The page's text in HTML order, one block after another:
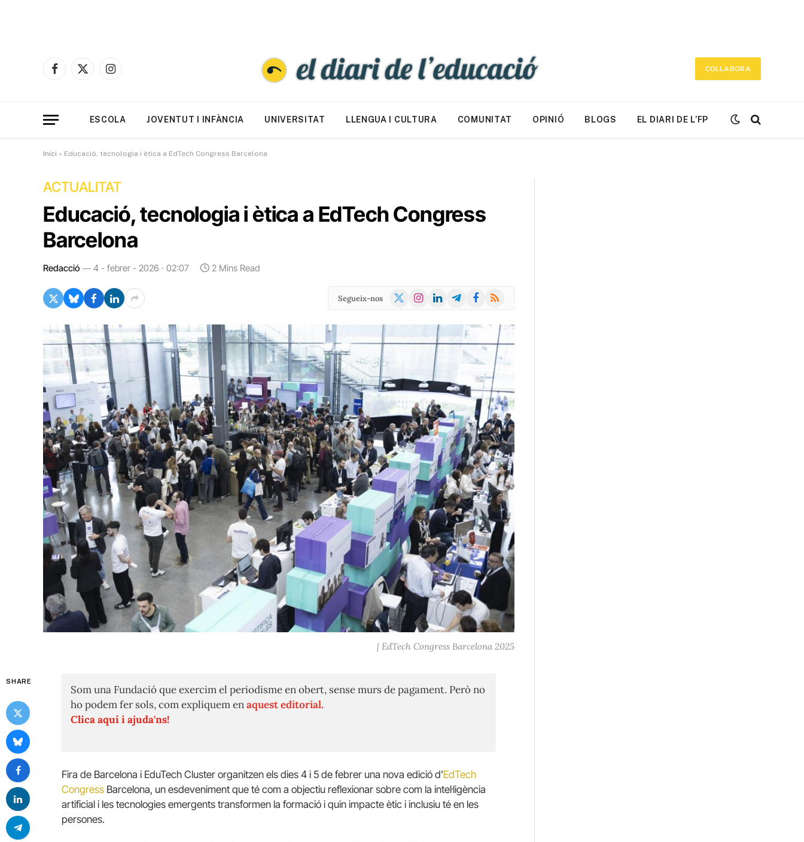
Facebook
X
Instagram
COL·LABORA
ESCOLA JOVENTUT I INFÀNCIA UNIVERSITAT LLENGUA I CULTURA COMUNITAT OPINIÓ BLOGS EL DIARI DE L’FP
Inici » Educació, tecnologia i ètica a EdTech Congress Barcelona
ACTUALITAT
Educació, tecnologia i ètica a EdTech Congress
Barcelona
Redacció 4 - febrer - 2026 · 02:07 2 Mins Read
Segueix-nos
X
Instagram
LinkedInTelegramFacebook
RSS
| EdTech Congress Barcelona 2025
SHARE
Som una Fundació que exercim el periodisme en obert, sense murs de pagament. Però no
ho podem fer sols, com expliquem enaquest editorial.
Clica aquí i ajuda'ns!
Fira de Barcelona i EduTech Cluster organitzen els dies 4 i 5 de febrer una nova edició d’EdTech
Congress Barcelona, un esdeveniment que té com a objectiu reflexionar sobre com la intel·ligència
artificial i les tecnologies emergents transformen la formació i quin impacte ètic i inclusiu té en les
persones.